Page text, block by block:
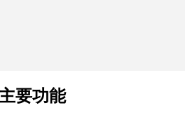
要功能